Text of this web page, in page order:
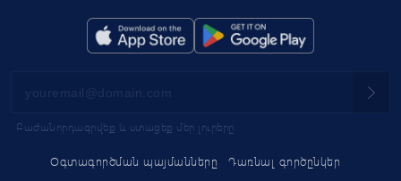
Օգտագործման պայմանները
Դառնալ գործընկեր
Բաժանորդագրվեք և ստացեք մեր լուրերը